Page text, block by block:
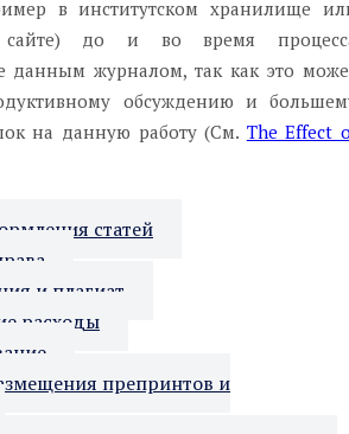
в институтском хранилище
сайте) до и во время
данным журналом, так как это
обсуждению и
на данную работу (См. The Effect
статей
и плагиат
расходы
препринтов и